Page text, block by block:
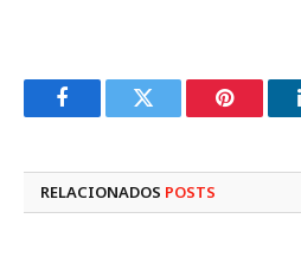
FacebookTwitter Pinterest
RELACIONADOS POSTS